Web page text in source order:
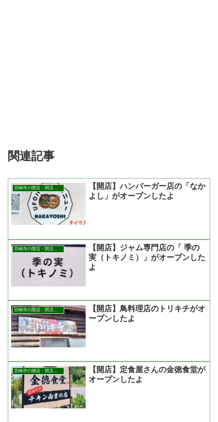
関連記事
【開店】ハンバーガー店の「なか
よし」がオープンしたよ
【開店】ジャム専門店の「 季の
実（トキノミ）」がオープンした
よ
宮崎市の開店・閉店まとめ
【開店】鳥料理店のトリキチがオ
ープンしたよ
宮崎市の開店・閉店まとめ
【開店】定食屋さんの金徳食堂が
オープンしたよ